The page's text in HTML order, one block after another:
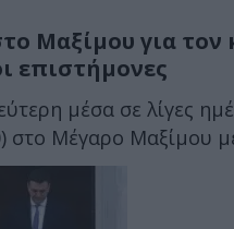
Μαξίμου για τον
επιστήμονες
μέσα σε λίγες
στο Μέγαρο Μαξίμου